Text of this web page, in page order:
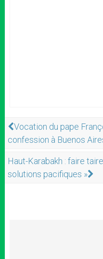
Vocation du pape
confession à Buenos
Haut-Karabakh : faire
solutions pacifiques »